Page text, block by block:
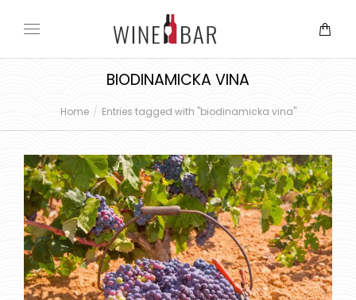
BIODINAMICKA VINA
You are here:
Home Entries tagged with "biodinamicka vina"